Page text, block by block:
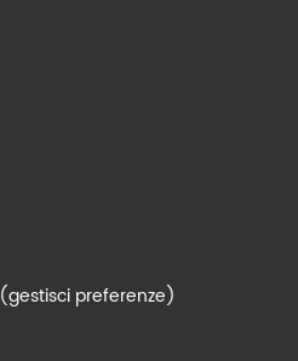
(gestisci preferenze)